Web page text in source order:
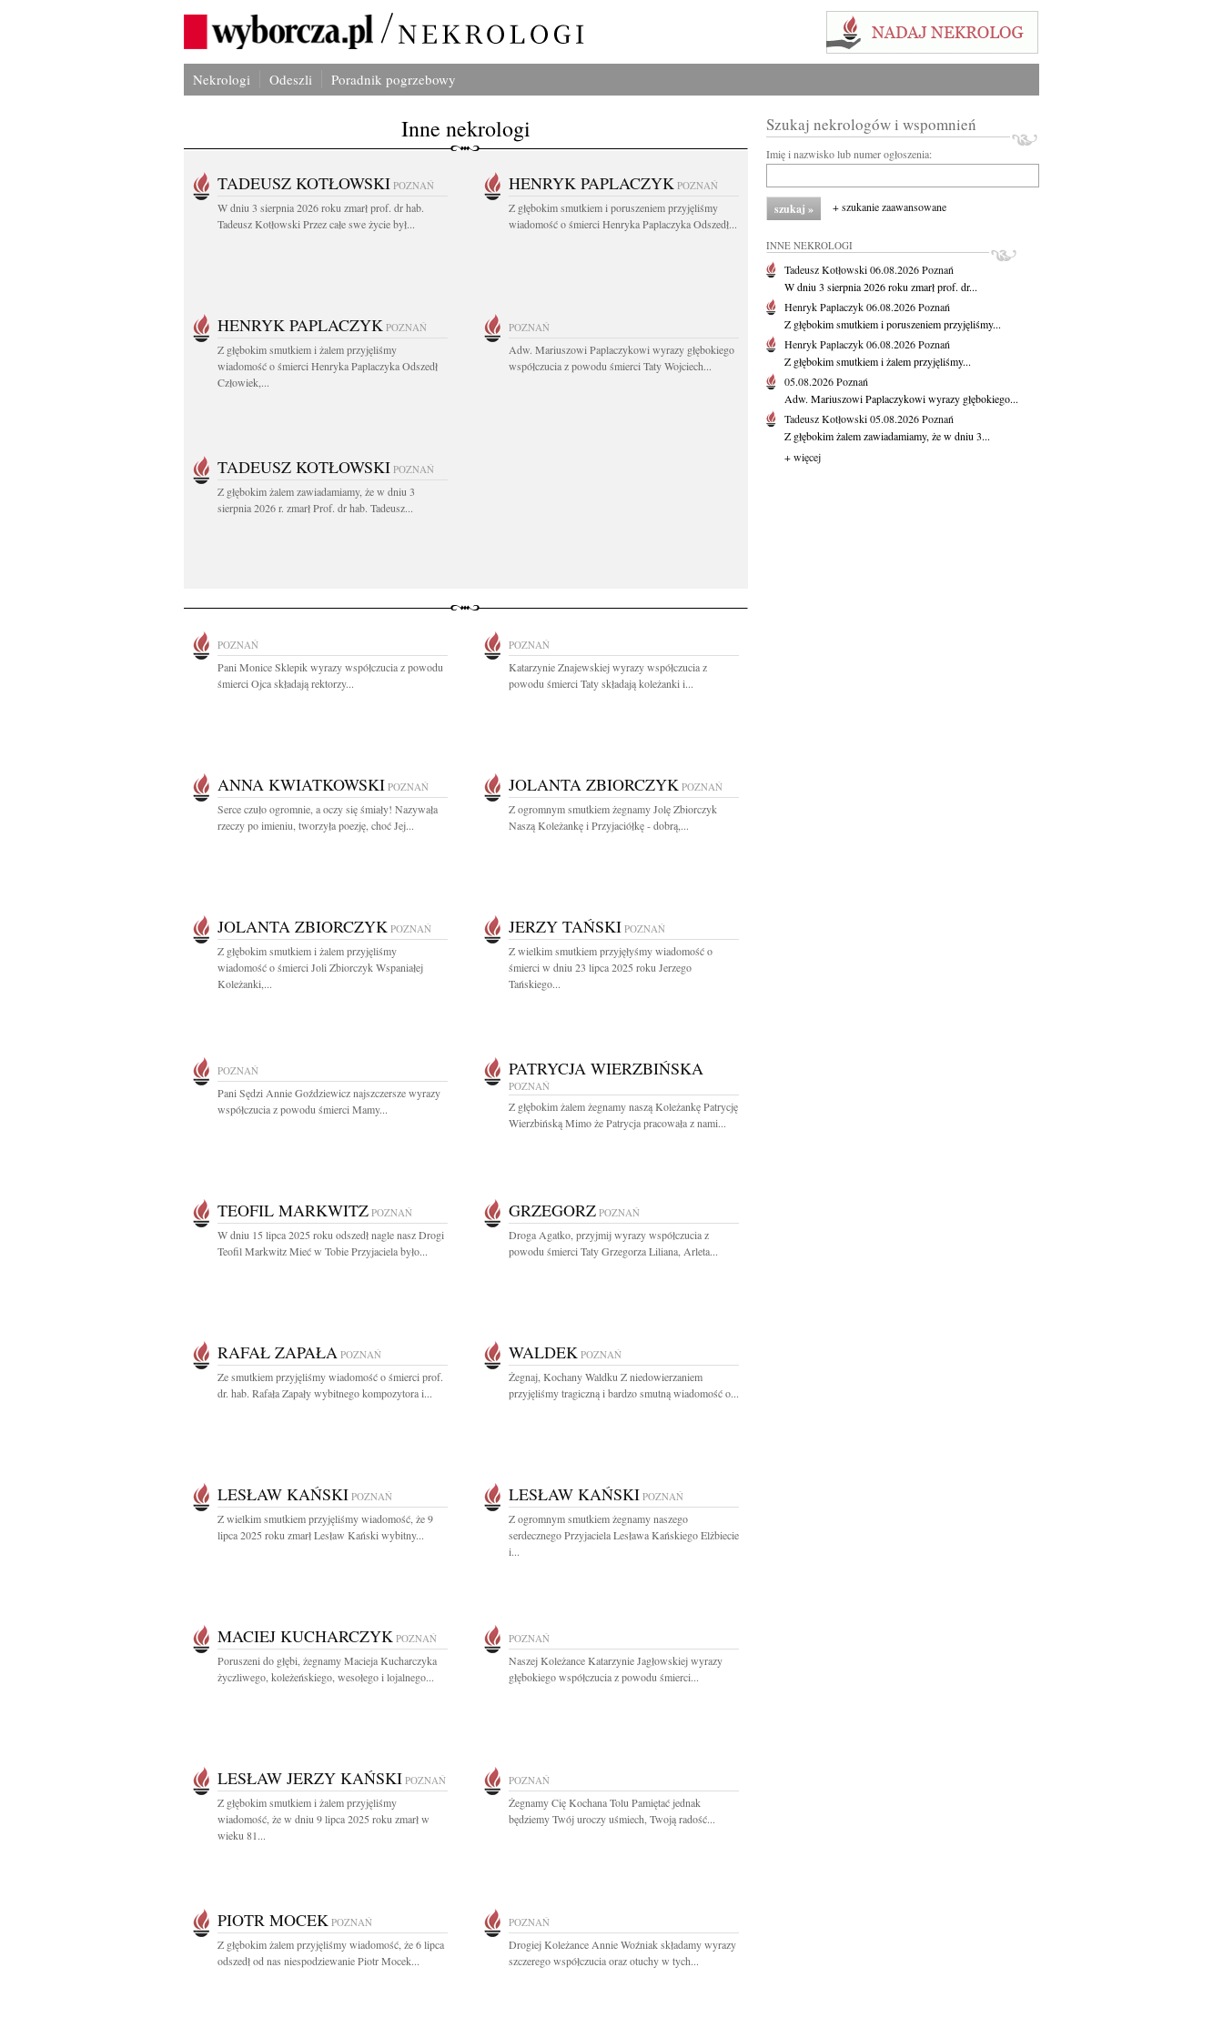
Nekrologi Odeszli Poradnik pogrzebowy
Inne nekrologi
TADEUSZ KOTŁOWSKI POZNAŃ
W dniu 3 sierpnia 2026 roku zmarł prof. dr hab.
Tadeusz Kotłowski Przez całe swe życie był...
HENRYK PAPLACZYK POZNAŃ
Z głębokim smutkiem i poruszeniem przyjęliśmy
wiadomość o śmierci Henryka Paplaczyka Odszedł...
HENRYK PAPLACZYK POZNAŃ
Z głębokim smutkiem i żalem przyjęliśmy
wiadomość o śmierci Henryka Paplaczyka Odszedł
Człowiek,...
POZNAŃ
Adw. Mariuszowi Paplaczykowi wyrazy głębokiego
współczucia z powodu śmierci Taty Wojciech...
TADEUSZ KOTŁOWSKI POZNAŃ
Z głębokim żalem zawiadamiamy, że w dniu 3
sierpnia 2026 r. zmarł Prof. dr hab. Tadeusz...
POZNAŃ
Pani Monice Sklepik wyrazy współczucia z powodu
śmierci Ojca składają rektorzy...
POZNAŃ
Katarzynie Znajewskiej wyrazy współczucia z
powodu śmierci Taty składają koleżanki i...
ANNA KWIATKOWSKI POZNAŃ
Serce czuło ogromnie, a oczy się śmiały! Nazywała
rzeczy po imieniu, tworzyła poezję, choć Jej...
JOLANTA ZBIORCZYK POZNAŃ
Z ogromnym smutkiem żegnamy Jolę Zbiorczyk
Naszą Koleżankę i Przyjaciółkę - dobrą,...
JOLANTA ZBIORCZYK POZNAŃ
Z głębokim smutkiem i żalem przyjęliśmy
wiadomość o śmierci Joli Zbiorczyk Wspaniałej
Koleżanki,...
JERZY TAŃSKI POZNAŃ
Z wielkim smutkiem przyjęłyśmy wiadomość o
śmierci w dniu 23 lipca 2025 roku Jerzego
Tańskiego...
POZNAŃ
Pani Sędzi Annie Goździewicz najszczersze wyrazy
współczucia z powodu śmierci Mamy...
PATRYCJA WIERZBIŃSKA
POZNAŃ
Z głębokim żalem żegnamy naszą Koleżankę Patrycję
Wierzbińską Mimo że Patrycja pracowała z nami...
TEOFIL MARKWITZ POZNAŃ
W dniu 15 lipca 2025 roku odszedł nagle nasz Drogi
Teofil Markwitz Mieć w Tobie Przyjaciela było...
GRZEGORZ POZNAŃ
Droga Agatko, przyjmij wyrazy współczucia z
powodu śmierci Taty Grzegorza Liliana, Arleta...
RAFAŁ ZAPAŁA POZNAŃ
Ze smutkiem przyjęliśmy wiadomość o śmierci prof.
dr. hab. Rafała Zapały wybitnego kompozytora i...
WALDEK POZNAŃ
Żegnaj, Kochany Waldku Z niedowierzaniem
przyjęliśmy tragiczną i bardzo smutną wiadomość o...
LESŁAW KAŃSKI POZNAŃ
Z wielkim smutkiem przyjęliśmy wiadomość, że 9
lipca 2025 roku zmarł Lesław Kański wybitny...
LESŁAW KAŃSKI POZNAŃ
Z ogromnym smutkiem żegnamy naszego
serdecznego Przyjaciela Lesława Kańskiego Elżbiecie
i...
MACIEJ KUCHARCZYK POZNAŃ
Poruszeni do głębi, żegnamy Macieja Kucharczyka
życzliwego, koleżeńskiego, wesołego i lojalnego...
POZNAŃ
Naszej Koleżance Katarzynie Jagłowskiej wyrazy
głębokiego współczucia z powodu śmierci...
LESŁAW JERZY KAŃSKI POZNAŃ
Z głębokim smutkiem i żalem przyjęliśmy
wiadomość, że w dniu 9 lipca 2025 roku zmarł w
wieku 81...
POZNAŃ
Żegnamy Cię Kochana Tolu Pamiętać jednak
będziemy Twój uroczy uśmiech, Twoją radość...
PIOTR MOCEK POZNAŃ
Z głębokim żalem przyjęliśmy wiadomość, że 6 lipca
odszedł od nas niespodziewanie Piotr Mocek...
POZNAŃ
Drogiej Koleżance Annie Woźniak składamy wyrazy
szczerego współczucia oraz otuchy w tych...
Szukaj nekrologów i wspomnień
Imię i nazwisko lub numer ogłoszenia:
+ szukanie zaawansowane
INNE NEKROLOGI
Tadeusz Kotłowski06.08.2026Poznań
W dniu 3 sierpnia 2026 roku zmarł prof. dr...
Henryk Paplaczyk06.08.2026Poznań
Z głębokim smutkiem i poruszeniem przyjęliśmy...
Henryk Paplaczyk06.08.2026Poznań
Z głębokim smutkiem i żalem przyjęliśmy...
05.08.2026Poznań
Adw. Mariuszowi Paplaczykowi wyrazy głębokiego...
Tadeusz Kotłowski05.08.2026Poznań
Z głębokim żalem zawiadamiamy, że w dniu 3...
+ więcej